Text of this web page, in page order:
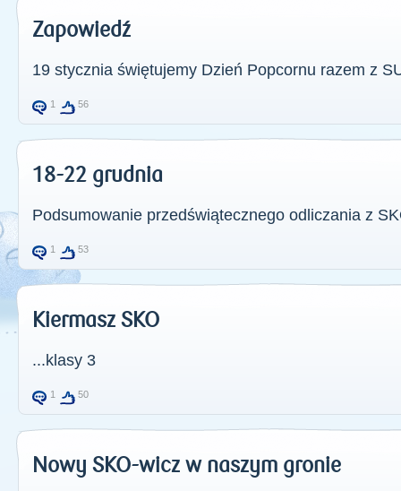
Zapowiedź
19 stycznia świętujemy Dzień Popcornu razem z
1 56
18-22 grudnia
Podsumowanie przedświątecznego odliczania z
1 53
Kiermasz SKO
...klasy 3
1 50
Nowy SKO-wicz w naszym gronie